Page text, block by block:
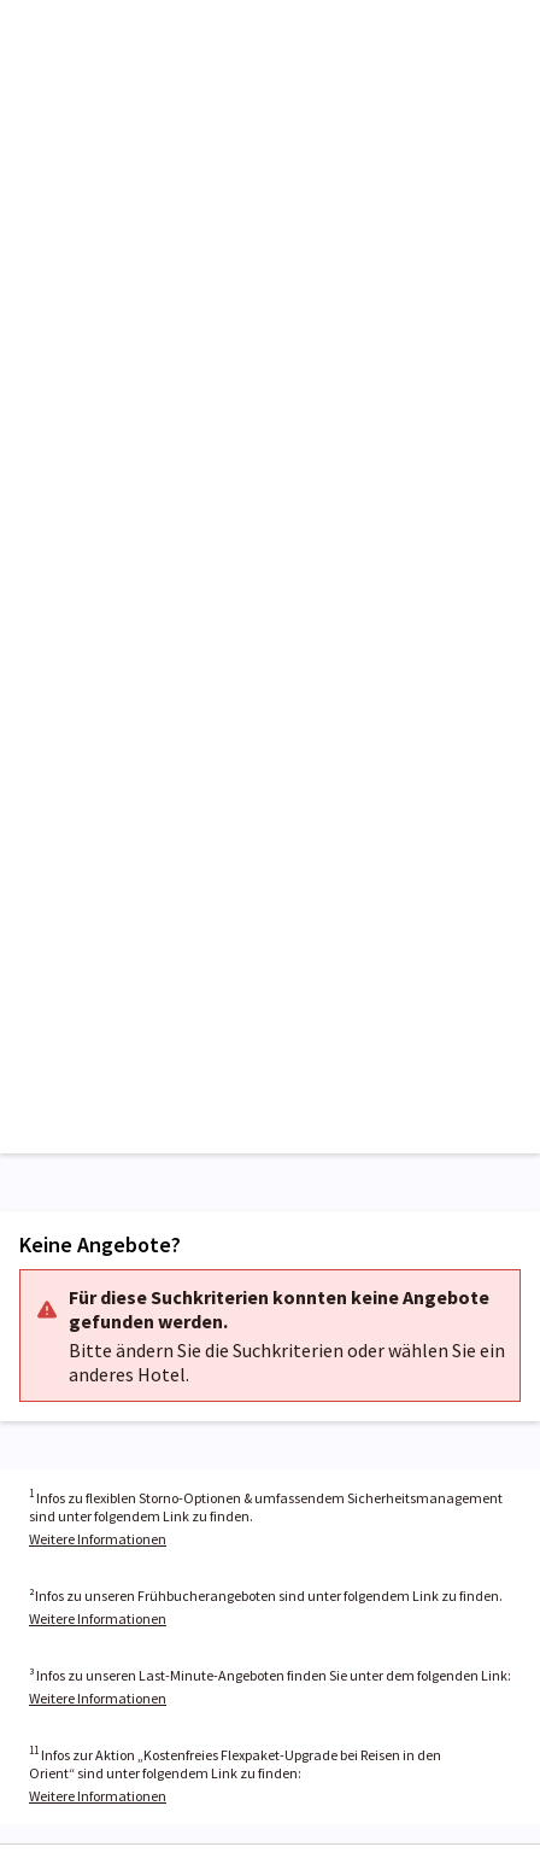
Keine Angebote?
Für diese Suchkriterien konnten keine Angebote
gefunden werden.
Bitte ändern Sie die Suchkriterien oder wählen Sie ein
anderes Hotel.
1 Infos zu flexiblen Storno-Optionen & umfassendem Sicherheitsmanagement
sind unter folgendem Link zu finden.
Weitere Informationen
²Infos zu unseren Frühbucherangeboten sind unter folgendem Link zu finden.
Weitere Informationen
³ Infos zu unseren Last-Minute-Angeboten finden Sie unter dem folgenden Link:
Weitere Informationen
11 Infos zur Aktion „Kostenfreies Flexpaket-Upgrade bei Reisen in den
Orient“ sind unter folgendem Link zu finden:
Weitere Informationen